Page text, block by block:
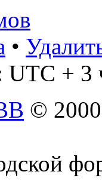
•
UTC + 3
©